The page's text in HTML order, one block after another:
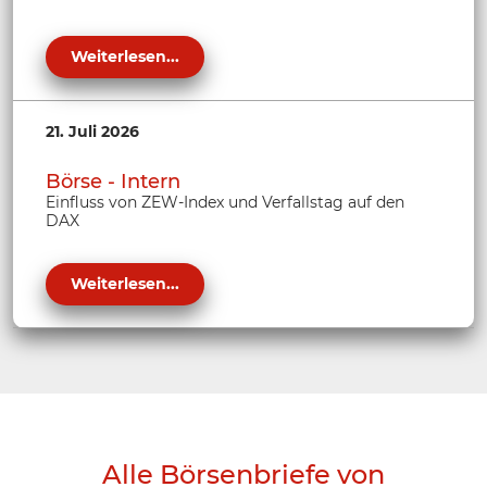
Weiterlesen...
21. Juli 2026
Börse - Intern
Einfluss von ZEW-Index und Verfallstag auf den
DAX
Weiterlesen...
Alle Börsenbriefe von